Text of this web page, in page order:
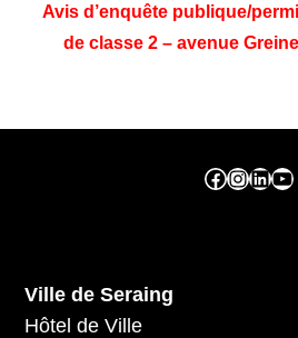
Avis d’enquête publique/
de classe 2 – avenue
Facebook ville de seraing Instragram ville de seraing linkedin – ville de seraing YouTube
Ville de Seraing
Hôtel de Ville